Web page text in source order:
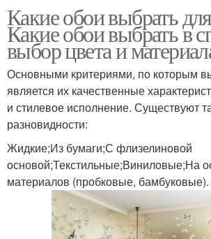
Какие обои выбрать
Какие обои выбрать в
выбор цвета и
Основными критериями, по которым
является их качественные
и стилевое исполнение. Существуют
разновидности:
Жидкие;Из бумаги;С флизелиновой
основой;Текстильные;Виниловые;На
материалов (пробковые, бамбуковые).